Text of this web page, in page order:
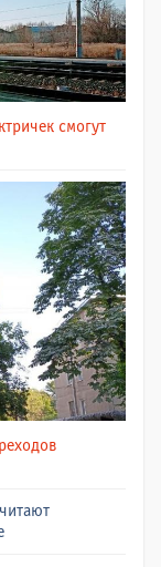
смогут